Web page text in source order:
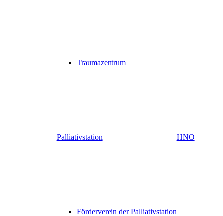
Traumazentrum
Palliativstation
Förderverein der Palliativstation
HNO